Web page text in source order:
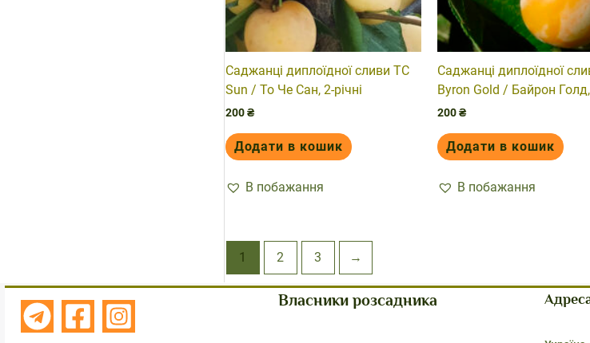
Саджанці диплоїдної сливи TC
Sun / То Че Сан, 2-річні
200₴
Додати в кошик
В побажання
Саджанці диплоїдної
Byron Gold / Байрон Голд,
200₴
Додати в кошик
В побажання
1 2 3 →
Власники розсадника